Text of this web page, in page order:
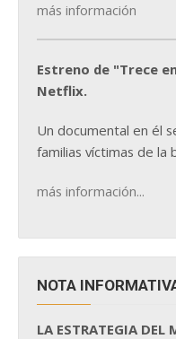
más información
Estreno de "Trece
Netflix.
Un documental en él
familias víctimas de la
más información...
NOTA
LA ESTRATEGIA